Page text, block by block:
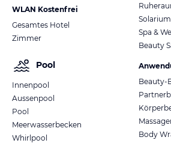
WLAN Kostenfrei
Gesamtes Hotel
Zimmer
Pool
Innenpool
Aussenpool
Pool
Meerwasserbecken
Whirlpool
Solarium
Spa &
Beauty
Beauty-
Body